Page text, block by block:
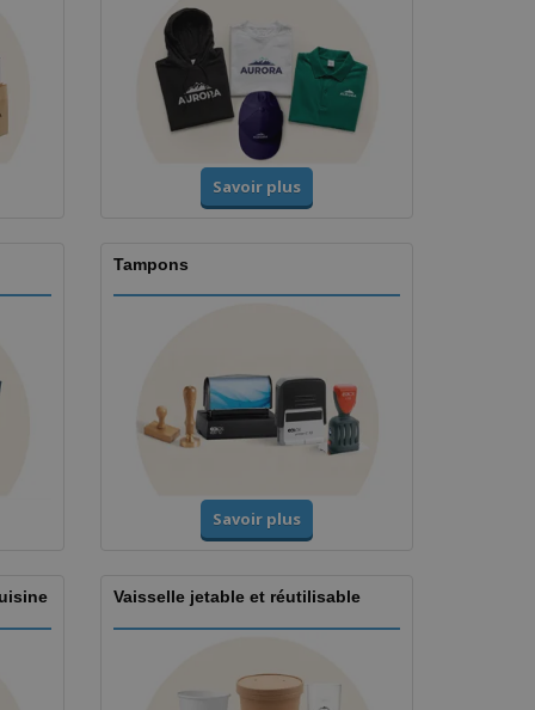
Savoir plus
Tampons
Savoir plus
Vaisselle jetable et réutilisable